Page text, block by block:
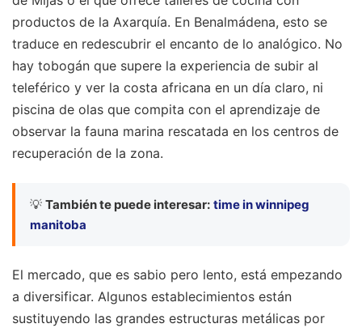
productos de la Axarquía. En Benalmádena, esto se
traduce en redescubrir el encanto de lo analógico. No
hay tobogán que supere la experiencia de subir al
teleférico y ver la costa africana en un día claro, ni
piscina de olas que compita con el aprendizaje de
observar la fauna marina rescatada en los centros de
recuperación de la zona.
💡 También te puede interesar: time in winnipeg
manitoba
El mercado, que es sabio pero lento, está empezando
a diversificar. Algunos establecimientos están
sustituyendo las grandes estructuras metálicas por